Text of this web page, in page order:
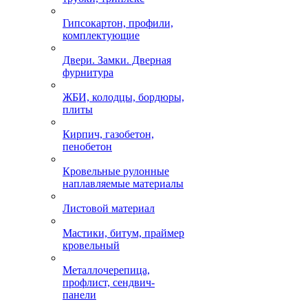
Гипсокартон, профили,
комплектующие
Двери. Замки. Дверная
фурнитура
ЖБИ, колодцы, бордюры,
плиты
Кирпич, газобетон,
пенобетон
Кровельные рулонные
наплавляемые материалы
Листовой материал
Мастики, битум, праймер
кровельный
Металлочерепица,
профлист, сендвич-
панели